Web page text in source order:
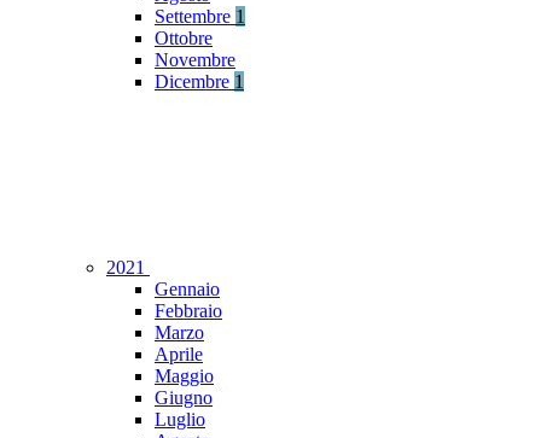
Settembre 1
Ottobre
Novembre
Dicembre 1
2021
Gennaio
Febbraio
Marzo
Aprile
Maggio
Giugno
Luglio